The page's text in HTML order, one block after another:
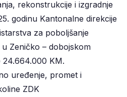
rekonstrukcije i izgradnje
godinu Kantonalne direkcije
za poboljšanje
Zeničko – dobojskom
24.664.000 KM.
uređenje, promet i
ZDK